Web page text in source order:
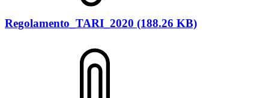
Regolamento_TARI_2020 (188.26 KB)